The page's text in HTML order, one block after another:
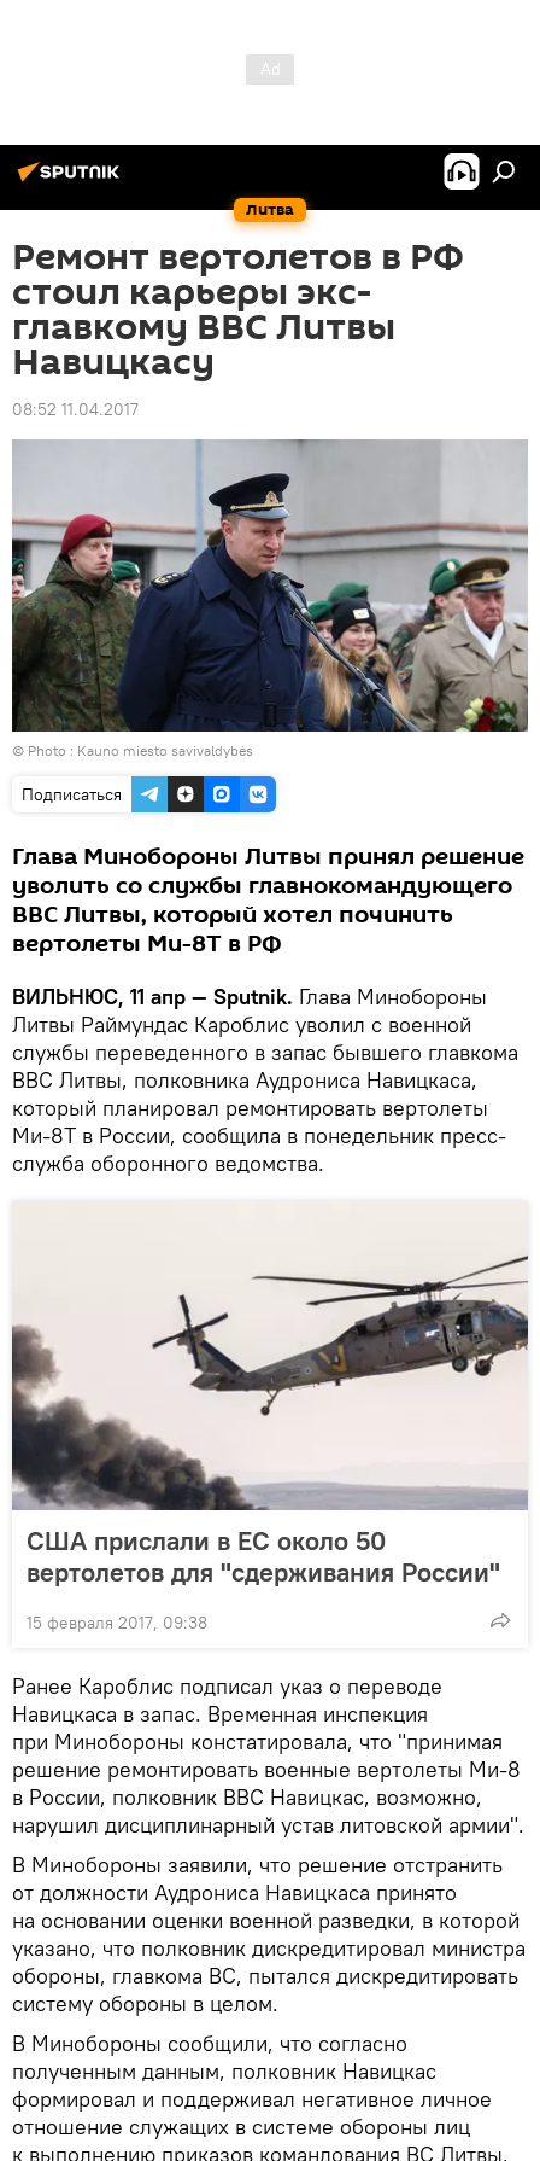
Литва
Ремонт вертолетов в РФ
стоил карьеры экс-
главкому ВВС Литвы
Навицкасу
08:52 11.04.2017
© Photo : Kauno miesto savivaldybės
Подписаться
Глава Минобороны Литвы принял решение
уволить со службы главнокомандующего
ВВС Литвы, который хотел починить
вертолеты Ми-8Т в РФ
ВИЛЬНЮС, 11 апр — Sputnik. Глава Минобороны
Литвы Раймундас Кароблис уволил с военной
службы переведенного в запас бывшего главкома
ВВС Литвы, полковника Аудрониса Навицкаса,
который планировал ремонтировать вертолеты
Ми-8Т в России, сообщила в понедельник пресс-
служба оборонного ведомства.
США прислали в ЕС около 50
вертолетов для "сдерживания России"
15 февраля 2017, 09:38
Ранее Кароблис подписал указ о переводе
Навицкаса в запас. Временная инспекция
при Минобороны констатировала, что "принимая
решение ремонтировать военные вертолеты Ми-8
в России, полковник ВВС Навицкас, возможно,
нарушил дисциплинарный устав литовской армии".
В Минобороны заявили, что решение отстранить
от должности Аудрониса Навицкаса принято
на основании оценки военной разведки, в которой
указано, что полковник дискредитировал министра
обороны, главкома ВС, пытался дискредитировать
систему обороны в целом.
В Минобороны сообщили, что согласно
полученным данным, полковник Навицкас
формировал и поддерживал негативное личное
отношение служащих в системе обороны лиц
к выполнению приказов командования ВС Литвы,